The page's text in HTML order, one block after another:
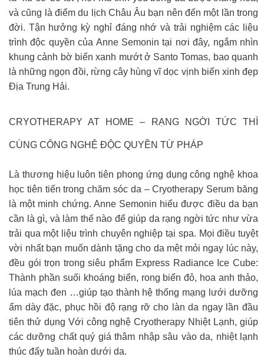
và cũng là điểm du lịch Châu Âu bạn nên đến một lần trong
đời. Tận hưởng kỳ nghỉ đáng nhớ và trải nghiệm các liệu
trình độc quyền của Anne Semonin tại nơi đây, ngắm nhìn
khung cảnh bờ biển xanh mướt ở Santo Tomas, bao quanh
là những ngọn đồi, rừng cây hùng vĩ dọc vịnh biển xinh đẹp
Địa Trung Hải.
CRYOTHERAPY AT HOME – RẠNG NGỜI TỨC THÌ
CÙNG CÔNG NGHỆ ĐỘC QUYỀN TỪ PHÁP
Là thương hiệu luôn tiên phong ứng dụng công nghệ khoa
học tiên tiến trong chăm sóc da – Cryotherapy Serum băng
là một minh chứng. Anne Semonin hiểu được điều da bạn
cần là gì, và làm thế nào để giúp da rạng ngời tức như vừa
trải qua một liệu trình chuyên nghiệp tại spa. Mọi điều tuyệt
vời nhất bạn muốn dành tặng cho da mệt mỏi ngay lúc này,
đều gói trọn trong siêu phẩm Express Radiance Ice Cube:
Thành phần suối khoáng biển, rong biển đỏ, hoa anh thảo,
lúa mạch đen …giúp tạo thành hệ thống mạng lưới dưỡng
ẩm dày đặc, phục hồi độ rạng rỡ cho làn da ngay lần đầu
tiên thử dụng Với công nghệ Cryotherapy Nhiệt Lạnh, giúp
các dưỡng chất quý giá thâm nhập sâu vào da, nhiệt lạnh
thúc đẩy tuần hoàn dưới da.